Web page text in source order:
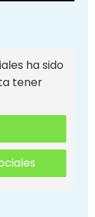
ha sido
tener